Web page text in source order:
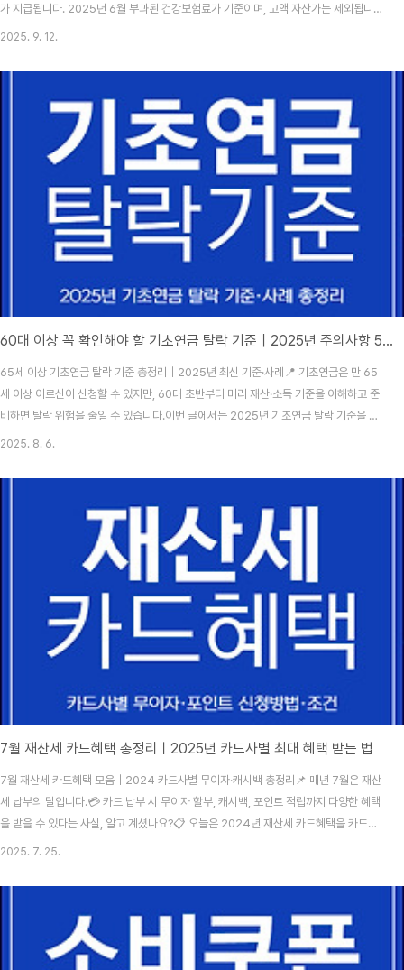
가 지급됩니다. 2025년 6월 부과된 건강보험료가 기준이며, 고액 자산가는 제외됩니
다. 💡 지급 대상 기준 (하위 90%)✔️ 2025년 6월 고지된 ‘본인부담 건강보험료’ 합산
+지역+혼합 모두 적용)[대표 기준]📍 4인 가구: (직장) 510,000원 이하 / (지역)
500,000원 이하 / (혼합) 520,000원 이하📍 1인 가구: 약 220,000원까지 인정 (연
소득 7,500만 원 수준)📍 맞벌이 가구: +1인 보정 (예: 3..
2025. 9. 12.
60대 이상 꼭 확인해야 할 기초연금 탈락 기준｜2025년 주의사항 5가지
65세 이상 기초연금 탈락 기준 총정리｜2025년 최신 기준·사례📍 기초연금은 만 65
세 이상 어르신이 신청할 수 있지만, 60대 초반부터 미리 재산·소득 기준을 이해하고 준
비하면 탈락 위험을 줄일 수 있습니다.이번 글에서는 2025년 기초연금 탈락 기준을 항
목별로 정리하고, 미리 대비할 수 있는 방법까지 함께 안내합니다.1. 기초연금 제도 개요
달 지급되는 제도입니다.2025년 선정 기준액은 단독가구 월 2,280,000원, 부부가구
월 3,648,000원이며, 이를 초과하면 탈락될 수 있습니다.이 글은 보건복지부·국민연
금공단 자료를 근거로 작성되었습니다.2. 2025년 기초연금 탈락 기준 요약표 항목기준
2025. 8. 6.
7월 재산세 카드혜택 총정리ㅣ2025년 카드사별 최대 혜택 받는 법
7월 재산세 카드혜택 모음｜2024 카드사별 무이자·캐시백 총정리📌 매년 7월은 재산
세 납부의 달입니다.💳 카드 납부 시 무이자 할부, 캐시백, 포인트 적립까지 다양한 혜택
을 받을 수 있다는 사실, 알고 계셨나요?📋 오늘은 2024년 재산세 카드혜택을 카드사
별로 정리해드립니다.재산세 무이자 할부 카드사 요약농협, BC카드: 최대 3개월 무이자
택 상세 안내✅ 신한카드📅 기간: 7월 1일 ~ 31일💰 혜택: 전체 납부금액의 0.1% 캐시
백📌 조건: 체크카드 제외, 자동이체 제외🕒 지급일: 8월 7일 예정👉 신한카드 이벤트
바로가기✅ BC카드🗓️ 기간: 7월 1일 ~ 31일📲 응모: 페이북 마이태크 응모 필..
2025. 7. 25.